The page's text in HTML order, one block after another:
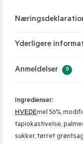
Yderligere
Anmeldelser 0
Ingredienser:
HVEDEmel 56%,
tapiokastivelse,
sukker, tørret